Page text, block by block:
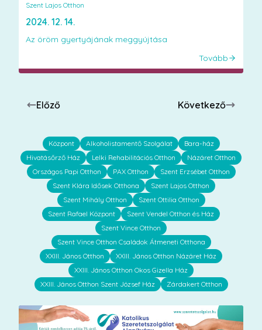
Szent Lajos Otthon
2024. 12. 14.
Az öröm gyertyájának meggyújtása
Tovább
Előző Következő
Központ Alkoholistamentő Szolgálat
Bara-ház
Hivatásőrző Ház
Lelki Rehabilitációs Otthon
Názáret Otthon
Országos Papi Otthon
PAX Otthon
Szent Erzsébet Otthon
Szent Klára Idősek Otthona
Szent Lajos Otthon
Szent Mihály Otthon
Szent Ottilia Otthon
Szent Rafael Központ
Szent Vendel Otthon és Ház
Szent Vince Otthon
Szent Vince Otthon Családok Átmeneti Otthona
XXIII. János Otthon
XXIII. János Otthon Názáret Ház
XXIII. János Otthon Okos Gizella Ház
XXIII. János Otthon Szent József Ház
Zárdakert Otthon